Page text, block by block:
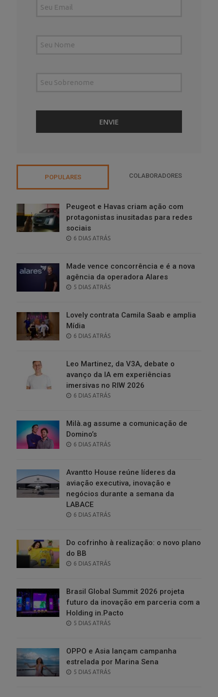
POPULARES COLABORADORES
Peugeot e Havas criam ação com
protagonistas inusitadas para redes
sociais
POSTED
6 DIAS ATRÁS
Made vence concorrência e é a nova
agência da operadora Alares
POSTED
5 DIAS ATRÁS
Lovely contrata Camila Saab e amplia
Mídia
POSTED
6 DIAS ATRÁS
Leo Martinez, da V3A, debate o
avanço da IA em experiências
imersivas no RIW 2026
POSTED
6 DIAS ATRÁS
Milà.ag assume a comunicação de
Domino’s
POSTED
6 DIAS ATRÁS
Avantto House reúne líderes da
aviação executiva, inovação e
negócios durante a semana da
LABACE
POSTED
6 DIAS ATRÁS
Do cofrinho à realização: o novo plano
do BB
POSTED
6 DIAS ATRÁS
Brasil Global Summit 2026 projeta
futuro da inovação em parceria com a
Holding in.Pacto
POSTED
5 DIAS ATRÁS
OPPO e Asia lançam campanha
estrelada por Marina Sena
POSTED
5 DIAS ATRÁS